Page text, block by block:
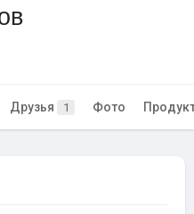
Друзья 1 Фото